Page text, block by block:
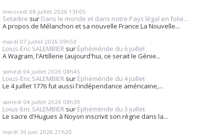
mercredi 08 juillet 2026 13h05
Setadire sur Dans le monde et dans notre Pays légal en folie...
A propos de Mélanchon et sa nouvelle France La Nouvelle...
mardi 07 juillet 2026 09h50
Loius-Eric SALEMBIER sur Éphéméride du 6 juillet
A Wagram, l'Artillerie (aujourd'hui, ce serait le Génie...
samedi 04 juillet 2026 08h45
Loius-Eric SALEMBIER sur Éphéméride du 4 juillet
Le 4 juillet 1776 fut aussi l'indépendance américaine,...
samedi 04 juillet 2026 08h30
Loius-Eric SALEMBIER sur Éphéméride du 3 juillet
Le sacre d'Hugues à Noyon inscrivit son règne dans la...
mardi 30 juin 2026 21h20